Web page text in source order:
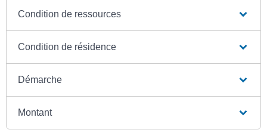
Condition de ressources
Condition de résidence
Démarche
Montant